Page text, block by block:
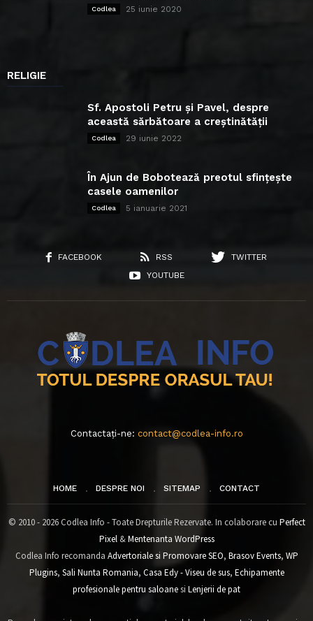
Codlea 25 iunie 2020
RELIGIE
Sf. Apostoli Petru și Pavel, despre
această sărbătoare a creștinătății
Codlea 29 iunie 2022
În Ajun de Bobotează preotul sfințește
casele oamenilor
Codlea 5 ianuarie 2021
FACEBOOK RSS
TWITTER
YOUTUBE
Contactați-ne: contact@codlea-info.ro
HOME DESPRE NOI SITEMAP CONTACT
© 2010 - 2026 Codlea Info - Toate Drepturile Rezervate. In colaborare cu Perfect
Pixel&Mentenanta WordPress
Codlea Info recomanda Advertoriale si Promovare SEO, Brasov Events, WP
Plugins, Sali Nunta Romania, Casa Edy - Viseu de sus, Echipamente
profesionale pentru saloanesi Lenjerii de pat